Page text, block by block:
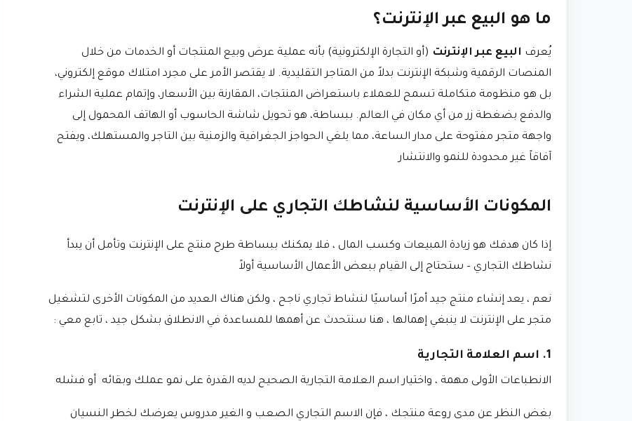
ما هو البيع عبر الإنترنت؟
يُعرف البيع عبر الإنترنت (أو التجارة الإلكترونية) بأنه عملية عرض وبيع المنتجات أو الخدمات من خلال
المنصات الرقمية وشبكة الإنترنت بدلاً من المتاجر التقليدية. لا يقتصر الأمر على مجرد امتلاك موقع إلكتروني،
بل هو منظومة متكاملة تسمح للعملاء باستعراض المنتجات، المقارنة بين الأسعار، وإتمام عملية الشراء
والدفع بضغطة زر من أي مكان في العالم. ببساطة، هو تحويل شاشة الحاسوب أو الهاتف المحمول إلى
واجهة متجر مفتوحة على مدار الساعة، مما يلغي الحواجز الجغرافية والزمنية بين التاجر والمستهلك، ويفتح
آفاقاً غير محدودة للنمو والانتشار
المكونات الأساسية لنشاطك التجاري على الإنترنت
إذا كان هدفك هو زيادة المبيعات وكسب المال ، فلا يمكنك ببساطة طرح منتج على الإنترنت وتأمل أن يبدأ
نشاطك التجاري – ستحتاج إلى القيام ببعض الأعمال الأساسية أولاً
نعم ، يعد إنشاء منتج جيد أمرًا أساسيًا لنشاط تجاري ناجح ، ولكن هناك العديد من المكونات الأخرى لتشغيل
متجر على الإنترنت لا ينبغي إهمالها ، هنا سنتحدث عن أهمها للمساعدة في الانطلاق بشكل جيد ، تابع معي :
1. اسم العلامة التجارية
الانطباعات الأولى مهمة ، واختيار اسم العلامة التجارية الصحيح لديه القدرة على نمو عملك وبقائه أو فشله
بغض النظر عن مدى روعة منتجك ، فإن الاسم التجاري الصعب و الغير مدروس يعرضك لخطر النسيان